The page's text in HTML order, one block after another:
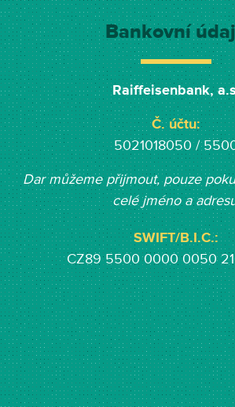
Bankovní
Raiffeisenbank,
Č. účtu:
5021018050 /
Dar můžeme přijmout, pouze
celé jméno a
SWIFT/B.I.C.:
CZ89 5500 0000 0050